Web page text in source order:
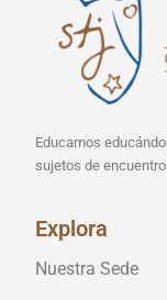
Educamos
sujetos de
Explora
Nuestra Sede